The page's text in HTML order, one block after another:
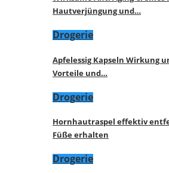
Hautverjüngung und…
Drogerie
Apfelessig Kapseln Wirkung
Vorteile und…
Drogerie
Hornhautraspel effektiv
Füße erhalten
Drogerie